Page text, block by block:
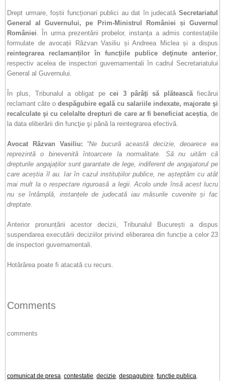
Drept urmare, foștii funcționari publici au dat în judecată Secretariatul
General al Guvernului, pe Prim-Ministrul României și Guvernul
României. În urma prezentării probelor, instanța a admis contestațiile
formulate de avocații Răzvan Vasiliu și Andreea Miclea și a dispus
reintegrarea reclamanților în funcţiile publice deţinute anterior,
respectiv acelea de inspectori guvernamentali în cadrul Secretariatului
General al Guvernului.
În plus, Tribunalul a obligat pecei 3 pârâţi să plăteascăfiecărui
reclamant câte o despăgubire egală cu salariile indexate, majorate şi
recalculate şi cu celelalte drepturi de care ar fi beneficiat aceștia, de
la data eliberării din funcţie şi până la reintegrarea efectivă.
Avocat Răzvan Vasiliu:
“Ne bucură această decizie, deoarece ea
reprezintă o binevenită întoarcere la normalitate. Să nu uităm că
drepturile angajaților sunt garantate de lege, indiferent de angajatorul pe
care aceștia îl au. Iar în cazul instituțiilor publice, ne așteptăm cu atât
mai mult la o respectare riguroasă a legii. Acolo unde însă acest lucru
nu se întâmplă, instanțele de judecată iau măsurile cuvenite și fac
dreptate.
Anterior pronunțării acestor decizii, Tribunalul București a dispus
suspendarea executării deciziilor privind eliberarea din funcție a celor 23
de inspectori guvernamentali.
Hotărârea poate fi atacată cu recurs.
Comments
comments
comunicat de presa, contestatie, decizie, despagubire, functie publica,